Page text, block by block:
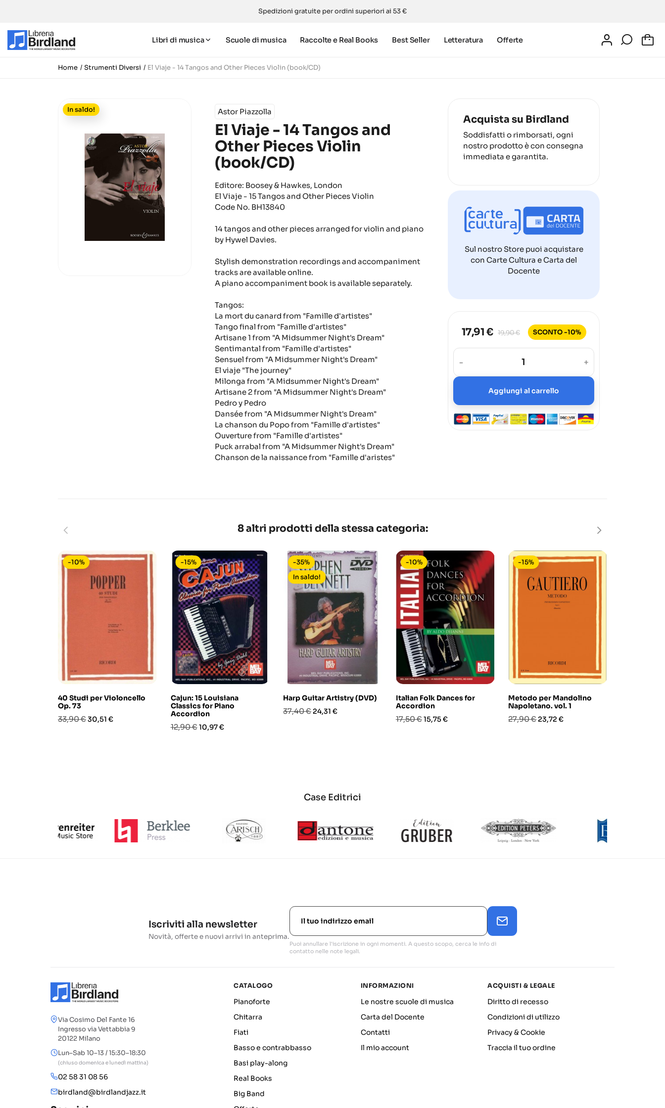
Spedizioni gratuite per ordini superiori ai 53 €
Libri di musica Scuole di musica Raccolte e Real Books Best Seller Letteratura Offerte
Home Strumenti Diversi El Viaje - 14 Tangos and Other Pieces Violin (book/CD)
In saldo! Astor Piazzolla
El Viaje - 14 Tangos and
Other Pieces Violin
(book/CD)
Editore: Boosey & Hawkes, London
El Viaje - 15 Tangos and Other Pieces Violin
Code No. BH13840
14 tangos and other pieces arranged for violin and piano
by Hywel Davies.
Stylish demonstration recordings and accompaniment
tracks are available online.
A piano accompaniment book is available separately.
Tangos:
La mort du canard from "Famille d'artistes"
Tango final from "Famille d'artistes"
Artisane 1 from "A Midsummer Night's Dream"
Sentimantal from "Famille d'artistes"
Sensuel from "A Midsummer Night's Dream"
El viaje "The journey"
Milonga from "A Midsummer Night's Dream"
Artisane 2from "A Midsummer Night's Dream"
Pedro y Pedro
Danséefrom "A Midsummer Night's Dream"
La chanson du Popofrom "Famille d'artistes"
Ouverturefrom "Famille d'artistes"
Puck arrabal from "A Midsummer Night's Dream"
Chanson de la naissancefrom "Famille d'aristes"
Acquista su Birdland
Soddisfatti o rimborsati, ogni
nostro prodotto è con consegna
immediata e garantita.
Sul nostro Store puoi acquistare
con Carte Cultura e Carta del
Docente
17,91 € 19,90 € SCONTO -10%
- +
Aggiungi al carrello
8 altri prodotti della stessa categoria:
40 Studi per Violoncello
Op. 73
Prezzo
33,90 €Prezzo
30,51 €
-10%
Cajun: 15 Louisiana
Classics for Piano
Accordion
Prezzo
12,90 €Prezzo
10,97 €
-15%
Harp Guitar Artistry (DVD)
Prezzo
37,40 € Prezzo
24,31 €
-35%
In saldo!
Italian Folk Dances for
Accordion
Prezzo
17,50 €Prezzo
15,75 €
-10%
Metodo per Mandolino
Napoletano. vol. 1
Prezzo
27,90 €Prezzo
23,72 €
-15%
Case Editrici
Iscriviti alla newsletter
Novità, offerte e nuovi arrivi in anteprima.
Puoi annullare l'iscrizione in ogni momenti. A questo scopo, cerca le info di
contatto nelle note legali.
Via Cosimo Del Fante 16
Ingresso via Vettabbia 9
20122 Milano
Lun–Sab 10–13 / 15:30–18:30
(chiuso domenica e lunedì mattina)
02 58 31 08 56
birdland@birdlandjazz.it
CATALOGO
Pianoforte
Chitarra
Fiati
Basso e contrabbasso
Basi play-along
Real Books
Big Band
INFORMAZIONI
Le nostre scuole di musica
Carta del Docente
Contatti
Il mio account
ACQUISTI & LEGALE
Diritto di recesso
Condizioni di utilizzo
Privacy & Cookie
Traccia il tuo ordine